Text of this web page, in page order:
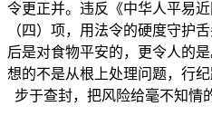
令更正并。违反《中华人平易
（四）项，用法令的硬度守护
后是对食物平安的，更令人的
想的不是从根上处理问题，行
步于查封，把风险给毫不知情